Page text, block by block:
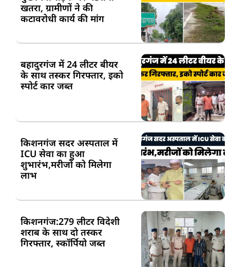
खतरा, ग्रामीणों ने की
कटावरोधी कार्य की मांग
बहादुरगंज में 24 लीटर बीयर
के साथ तस्कर गिरफ्तार, इको
स्पोर्ट कार जब्त
किशनगंज सदर अस्पताल में
ICU सेवा का हुआ
शुभारंभ,मरीजों को मिलेगा
लाभ
किशनगंज:279 लीटर विदेशी
शराब के साथ दो तस्कर
गिरफ्तार, स्कॉर्पियो जब्त